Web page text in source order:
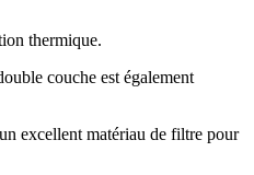
thermique.
couche est également
excellent matériau de filtre pour